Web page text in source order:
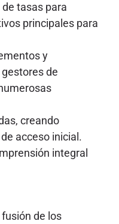
tasas para
principales para
y
de
creando
acceso inicial.
integral
de los